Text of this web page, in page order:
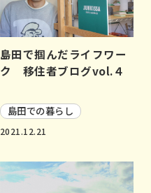
島田で掴んだライフワー
ク 移住者ブログvol.４
島田での暮らし
2021.12.21